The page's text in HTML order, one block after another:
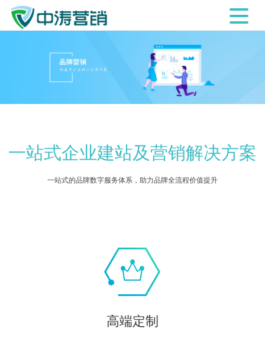
一站式企业建站及营销解决方案
一站式的品牌数字服务体系，助力品牌全流程价值提升
高端定制